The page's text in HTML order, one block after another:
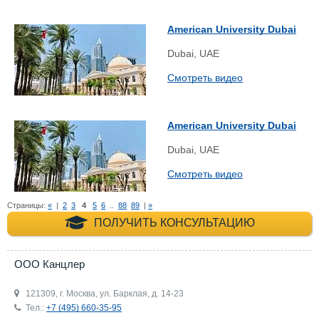
American University Dubai
Dubai, UAE
Смотреть видео
American University Dubai
Dubai, UAE
Смотреть видео
Страницы: « | 2 3 4 5 6 88 89 | »
ПОЛУЧИТЬ КОНСУЛЬТАЦИЮ
+7 (495) 660-35-
ООО Канцлер
121309, г. Москва, ул. Барклая, д. 14-23
Тел.: +7 (495) 660-35-95